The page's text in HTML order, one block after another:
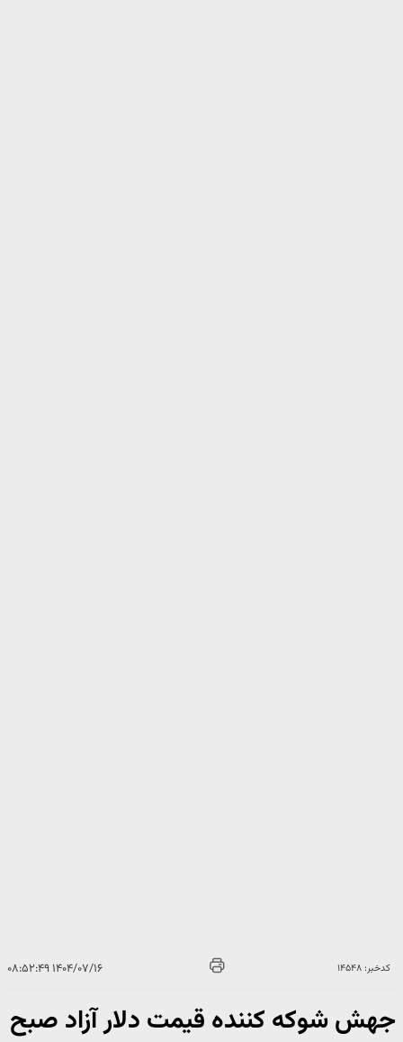
کدخبر: ۱۴۵۴۸ ۱۴۰۴/۰۷/۱۶ ۰۸:۵۲:۴۹
جهش شوکه کننده قیمت دلار آزاد صبح